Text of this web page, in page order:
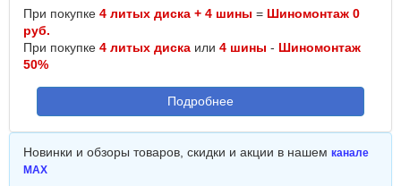
При покупке 4 литых диска + 4 шины = Шиномонтаж 0
руб.
При покупке 4 литых диска или 4 шины - Шиномонтаж
50%
Подробнее
Новинки и обзоры товаров, скидки и акции в нашем канале
MAX